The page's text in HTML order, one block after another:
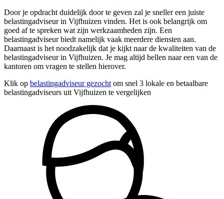
Door je opdracht duidelijk door te geven zal je sneller een juiste
belastingadviseur in Vijfhuizen vinden. Het is ook belangrijk om
goed af te spreken wat zijn werkzaamheden zijn. Een
belastingadviseur biedt namelijk vaak meerdere diensten aan.
Daarnaast is het noodzakelijk dat je kijkt naar de kwaliteiten van de
belastingadviseur in Vijfhuizen. Je mag altijd bellen naar een van de
kantoren om vragen te stellen hierover.
Klik op belastingadviseur gezocht om snel 3 lokale en betaalbare
belastingadviseurs uit Vijfhuizen te vergelijken